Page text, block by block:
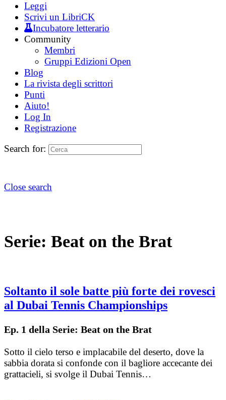
Leggi
Scrivi un LibriCK
Incubatore letterario
Community
Membri
Gruppi Edizioni Open
Blog
La rivista degli scrittori
Punti
Aiuto!
Log In
Registrazione
Search for:
Close search
Serie: Beat on the Brat
Soltanto il sole batte più forte dei rovesci
al Dubai Tennis Championships
Ep. 1 della Serie: Beat on the Brat
Sotto il cielo terso e implacabile del deserto, dove la
sabbia dorata si confonde con il bagliore accecante dei
grattacieli, si svolge il Dubai Tennis…